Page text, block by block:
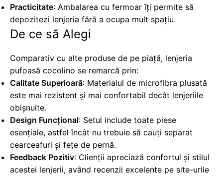
Practicitate: Ambalarea cu fermoar îți permite să
depozitezi lenjeria fără a ocupa mult spațiu.
De ce să Alegi
Comparativ cu alte produse de pe piață, lenjeria
pufoasă cocolino se remarcă prin:
Calitate Superioară: Materialul de microfibra plusată
este mai rezistent și mai confortabil decât lenjeriile
obișnuite.
Design Funcțional: Setul include toate piese
esențiale, astfel încât nu trebuie să cauți separat
cearceafuri și fețe de pernă.
Feedback Pozitiv: Clienții apreciază confortul și stilul
acestei lenjerii, având recenzii excelente pe site-urile